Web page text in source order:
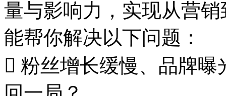
量与影响力，实现从营
能帮你解决以下问题：
 粉丝增长缓慢、品牌